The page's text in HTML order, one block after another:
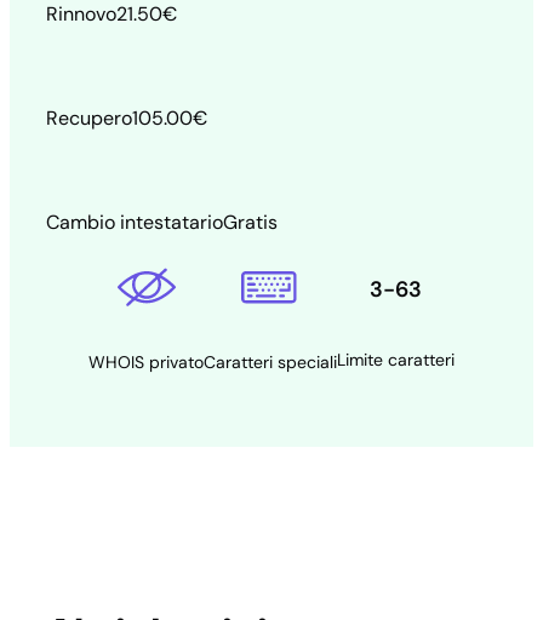
Rinnovo21.50€
Recupero105.00€
Cambio intestatarioGratis
WHOIS privatoCaratteri speciali
3-63
Limite caratteri